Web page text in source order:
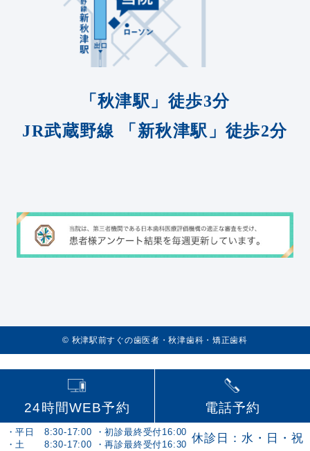
「秋津駅」徒歩3分
JR武蔵野線
「新秋津駅」徒歩2分
©️ 秋津駅前すぐの歯医者・秋津歯科・矯正歯科
24時間WEB予約 電話予約
・平日 8:30-17:00 ・初診最終受付16:00
・土 8:30-17:00 ・再診最終受付16:30 休診日：水・日・祝